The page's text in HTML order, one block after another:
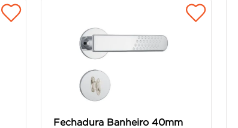
Fechadura Banheiro 40mm